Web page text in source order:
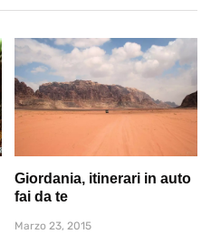
Giordania, itinerari in auto
fai da te
Marzo 23, 2015